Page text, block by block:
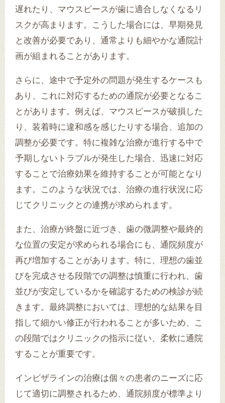
遅れたり、マウスピースが歯に適合しなくなるリ
スクが高まります。こうした場合には、早期発見
と改善が必要であり、通常よりも細やかな通院計
画が組まれることがあります。
さらに、途中で予定外の問題が発生するケースも
あり、これに対応するための通院が必要となるこ
とがあります。例えば、マウスピースが破損した
り、装着時に違和感を感じたりする場合、追加の
調整が必要です。特に複雑な治療が進行する中で
予期しないトラブルが発生した場合、迅速に対応
することで治療効果を維持することが可能となり
ます。このような状況では、治療の進行状況に応
じてクリニックとの連携が求められます。
また、治療が終盤に近づき、歯の微調整や最終的
な位置の安定が求められる場合にも、通院頻度が
再び増加することがあります。特に、理想の歯並
びを完成させる段階での調整は慎重に行われ、歯
並びが安定しているかを確認するための検診が続
きます。最終調整においては、理想的な結果を目
指して細かい修正が行われることが多いため、こ
の段階ではクリニックの指示に従い、柔軟に通院
することが重要です。
インビザラインの治療は個々の患者のニーズに応
じて適切に調整されるため、通院頻度が標準より